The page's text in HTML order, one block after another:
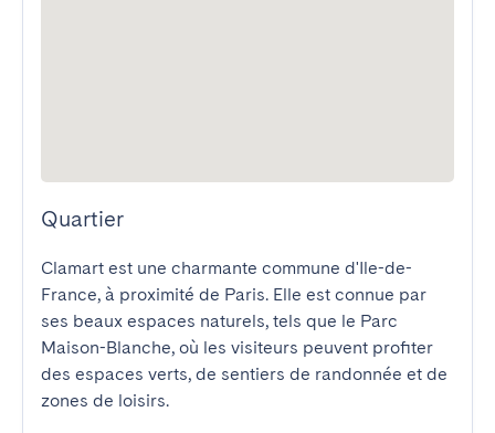
Quartier
Clamart est une charmante commune d'Ile-de-
France, à proximité de Paris. Elle est connue par
ses beaux espaces naturels, tels que le Parc
Maison-Blanche, où les visiteurs peuvent profiter
des espaces verts, de sentiers de randonnée et de
zones de loisirs.